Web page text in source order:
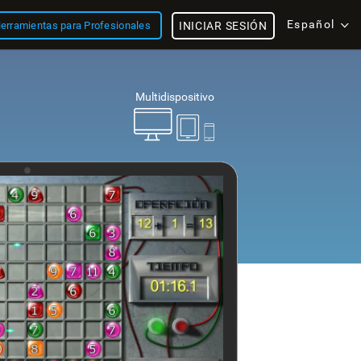
para Profesionales Español
INICIAR SESIÓN
Multidispositivo